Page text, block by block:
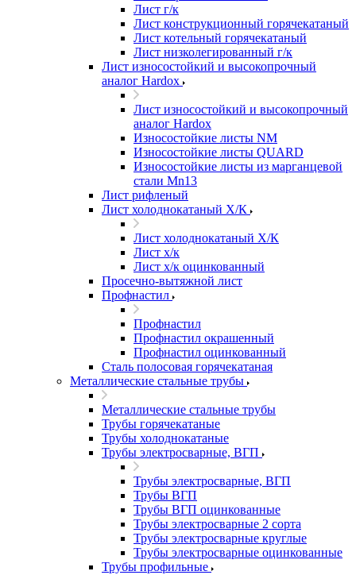
Лист г/к
Лист конструкционный горячекатаный
Лист котельный горячекатаный
Лист низколегированный г/к
Лист износостойкий и высокопрочный
аналог Hardox
Лист износостойкий и высокопрочный
аналог Hardox
Износостойкие листы NM
Износостойкие листы QUARD
Износостойкие листы из марганцевой
стали Mn13
Лист рифленый
Лист холоднокатаный Х/К
Лист холоднокатаный Х/К
Лист х/к
Лист х/к оцинкованный
Просечно-вытяжной лист
Профнастил
Профнастил
Профнастил окрашенный
Профнастил оцинкованный
Сталь полосовая горячекатаная
Металлические стальные трубы
Металлические стальные трубы
Трубы горячекатаные
Трубы холоднокатаные
Трубы электросварные, ВГП
Трубы электросварные, ВГП
Трубы ВГП
Трубы ВГП оцинкованные
Трубы электросварные 2 сорта
Трубы электросварные круглые
Трубы электросварные оцинкованные
Трубы профильные